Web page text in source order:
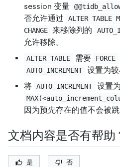
session 变量
否允许通过
ALTER TABLE
CHANGE 来移除列的
允许移除。
ALTER TABLE 需要 FORCE
AUTO_INCREMENT 设置为较
将 AUTO_INCREMENT 设置
因为预先存在的值不会被跳
文档内容是否有帮助
是 否